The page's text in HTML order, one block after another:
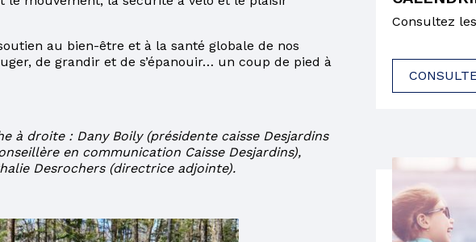
au bien-être et à la santé globale de nos
de grandir et de s’épanouir… un coup de pied à
à droite : Dany Boily (présidente caisse Desjardins
en communication Caisse Desjardins),
Desrochers (directrice adjointe).
Consultez